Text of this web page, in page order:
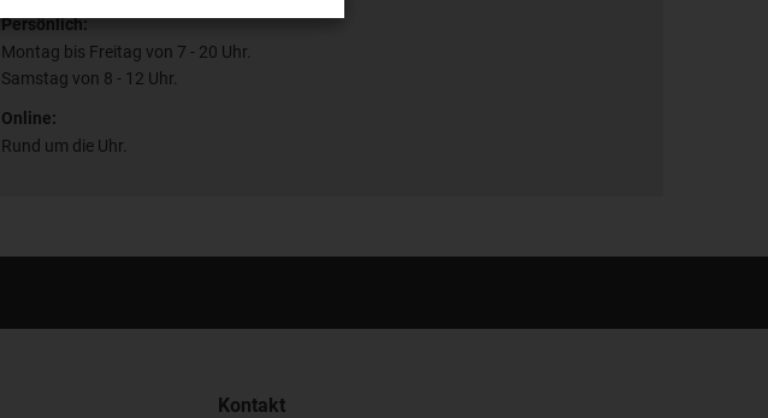
Persönlich:
Montag bis Freitag von 7 - 20 Uhr.
Samstag von 8 - 12 Uhr.
Online:
Rund um die Uhr.
Kontakt